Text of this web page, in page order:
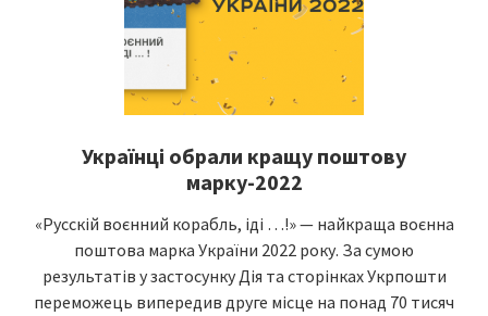
Українці обрали кращу поштову
марку-2022
«Русскій воєнний корабль, іді …!» — найкраща воєнна
поштова марка України 2022 року. За сумою
результатів у застосунку Дія та сторінках Укрпошти
переможець випередив друге місце на понад 70 тисяч